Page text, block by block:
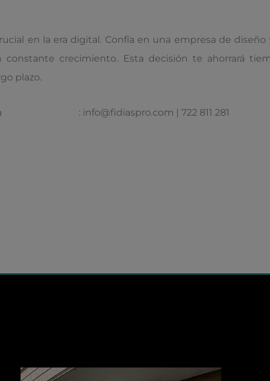
en la era digital. Confía en una empresa de
crecimiento. Esta decisión te ahorrará
plazo.
: info@fidiaspro.com | 722 811 281